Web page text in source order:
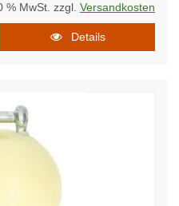
% MwSt. zzgl. Versandkosten
Details